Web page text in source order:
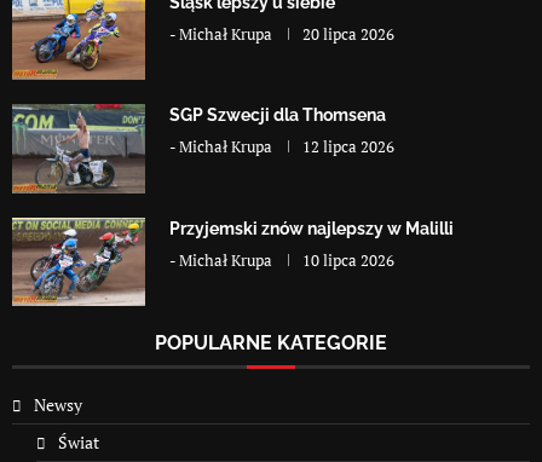
-Michał Krupa 20 lipca 2026
SGP Szwecji dla Thomsena
-Michał Krupa 12 lipca 2026
Przyjemski znów najlepszy w Malilli
-Michał Krupa 10 lipca 2026
POPULARNE KATEGORIE
Newsy
Świat